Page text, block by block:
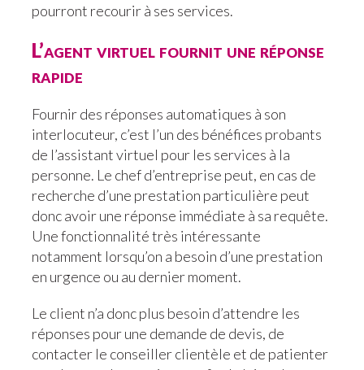
pourront recourir à ses services.
L’agent virtuel fournit une réponse
rapide
Fournir des réponses automatiques à son
interlocuteur, c’est l’un des bénéfices probants
de l’assistant virtuel pour les services à la
personne. Le chef d’entreprise peut, en cas de
recherche d’une prestation particulière peut
donc avoir une réponse immédiate à sa requête.
Une fonctionnalité très intéressante
notamment lorsqu’on a besoin d’une prestation
en urgence ou au dernier moment.
Le client n’a donc plus besoin d’attendre les
réponses pour une demande de devis, de
contacter le conseiller clientèle et de patienter